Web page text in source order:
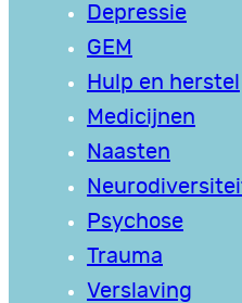
Depressie
GEM
Hulp en herstel
Medicijnen
Naasten
Psychose
Trauma
Verslaving